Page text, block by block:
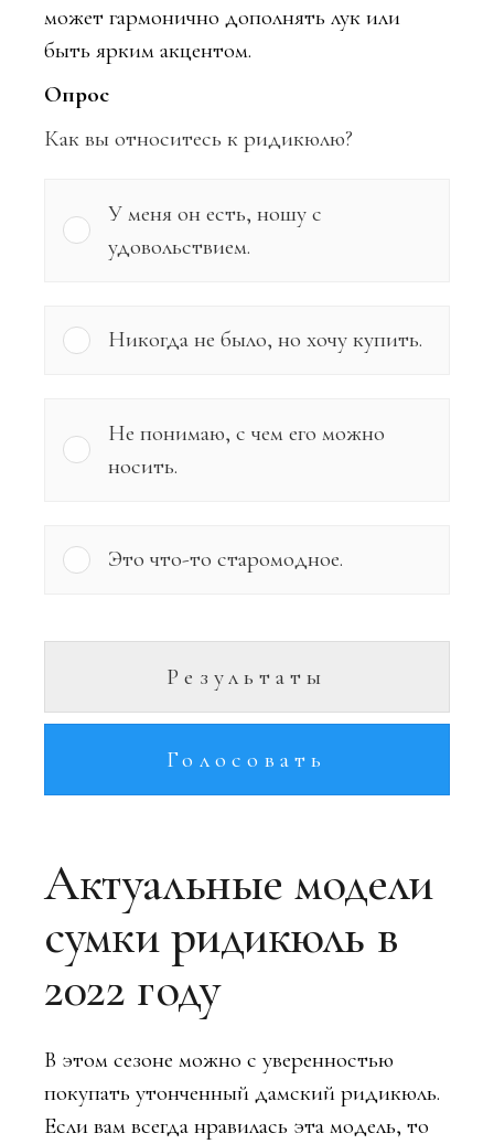
может гармонично дополнять лук или
быть ярким акцентом.
Опрос
Как вы относитесь к ридикюлю?
У меня он есть, ношу с
удовольствием.
Никогда не было, но хочу купить.
Не понимаю, с чем его можно
носить.
Это что-то старомодное.
Результаты
Голосовать
Актуальные модели
сумки ридикюль в
2022 году
В этом сезоне можно с уверенностью
покупать утонченный дамский ридикюль.
Если вам всегда нравилась эта модель, то